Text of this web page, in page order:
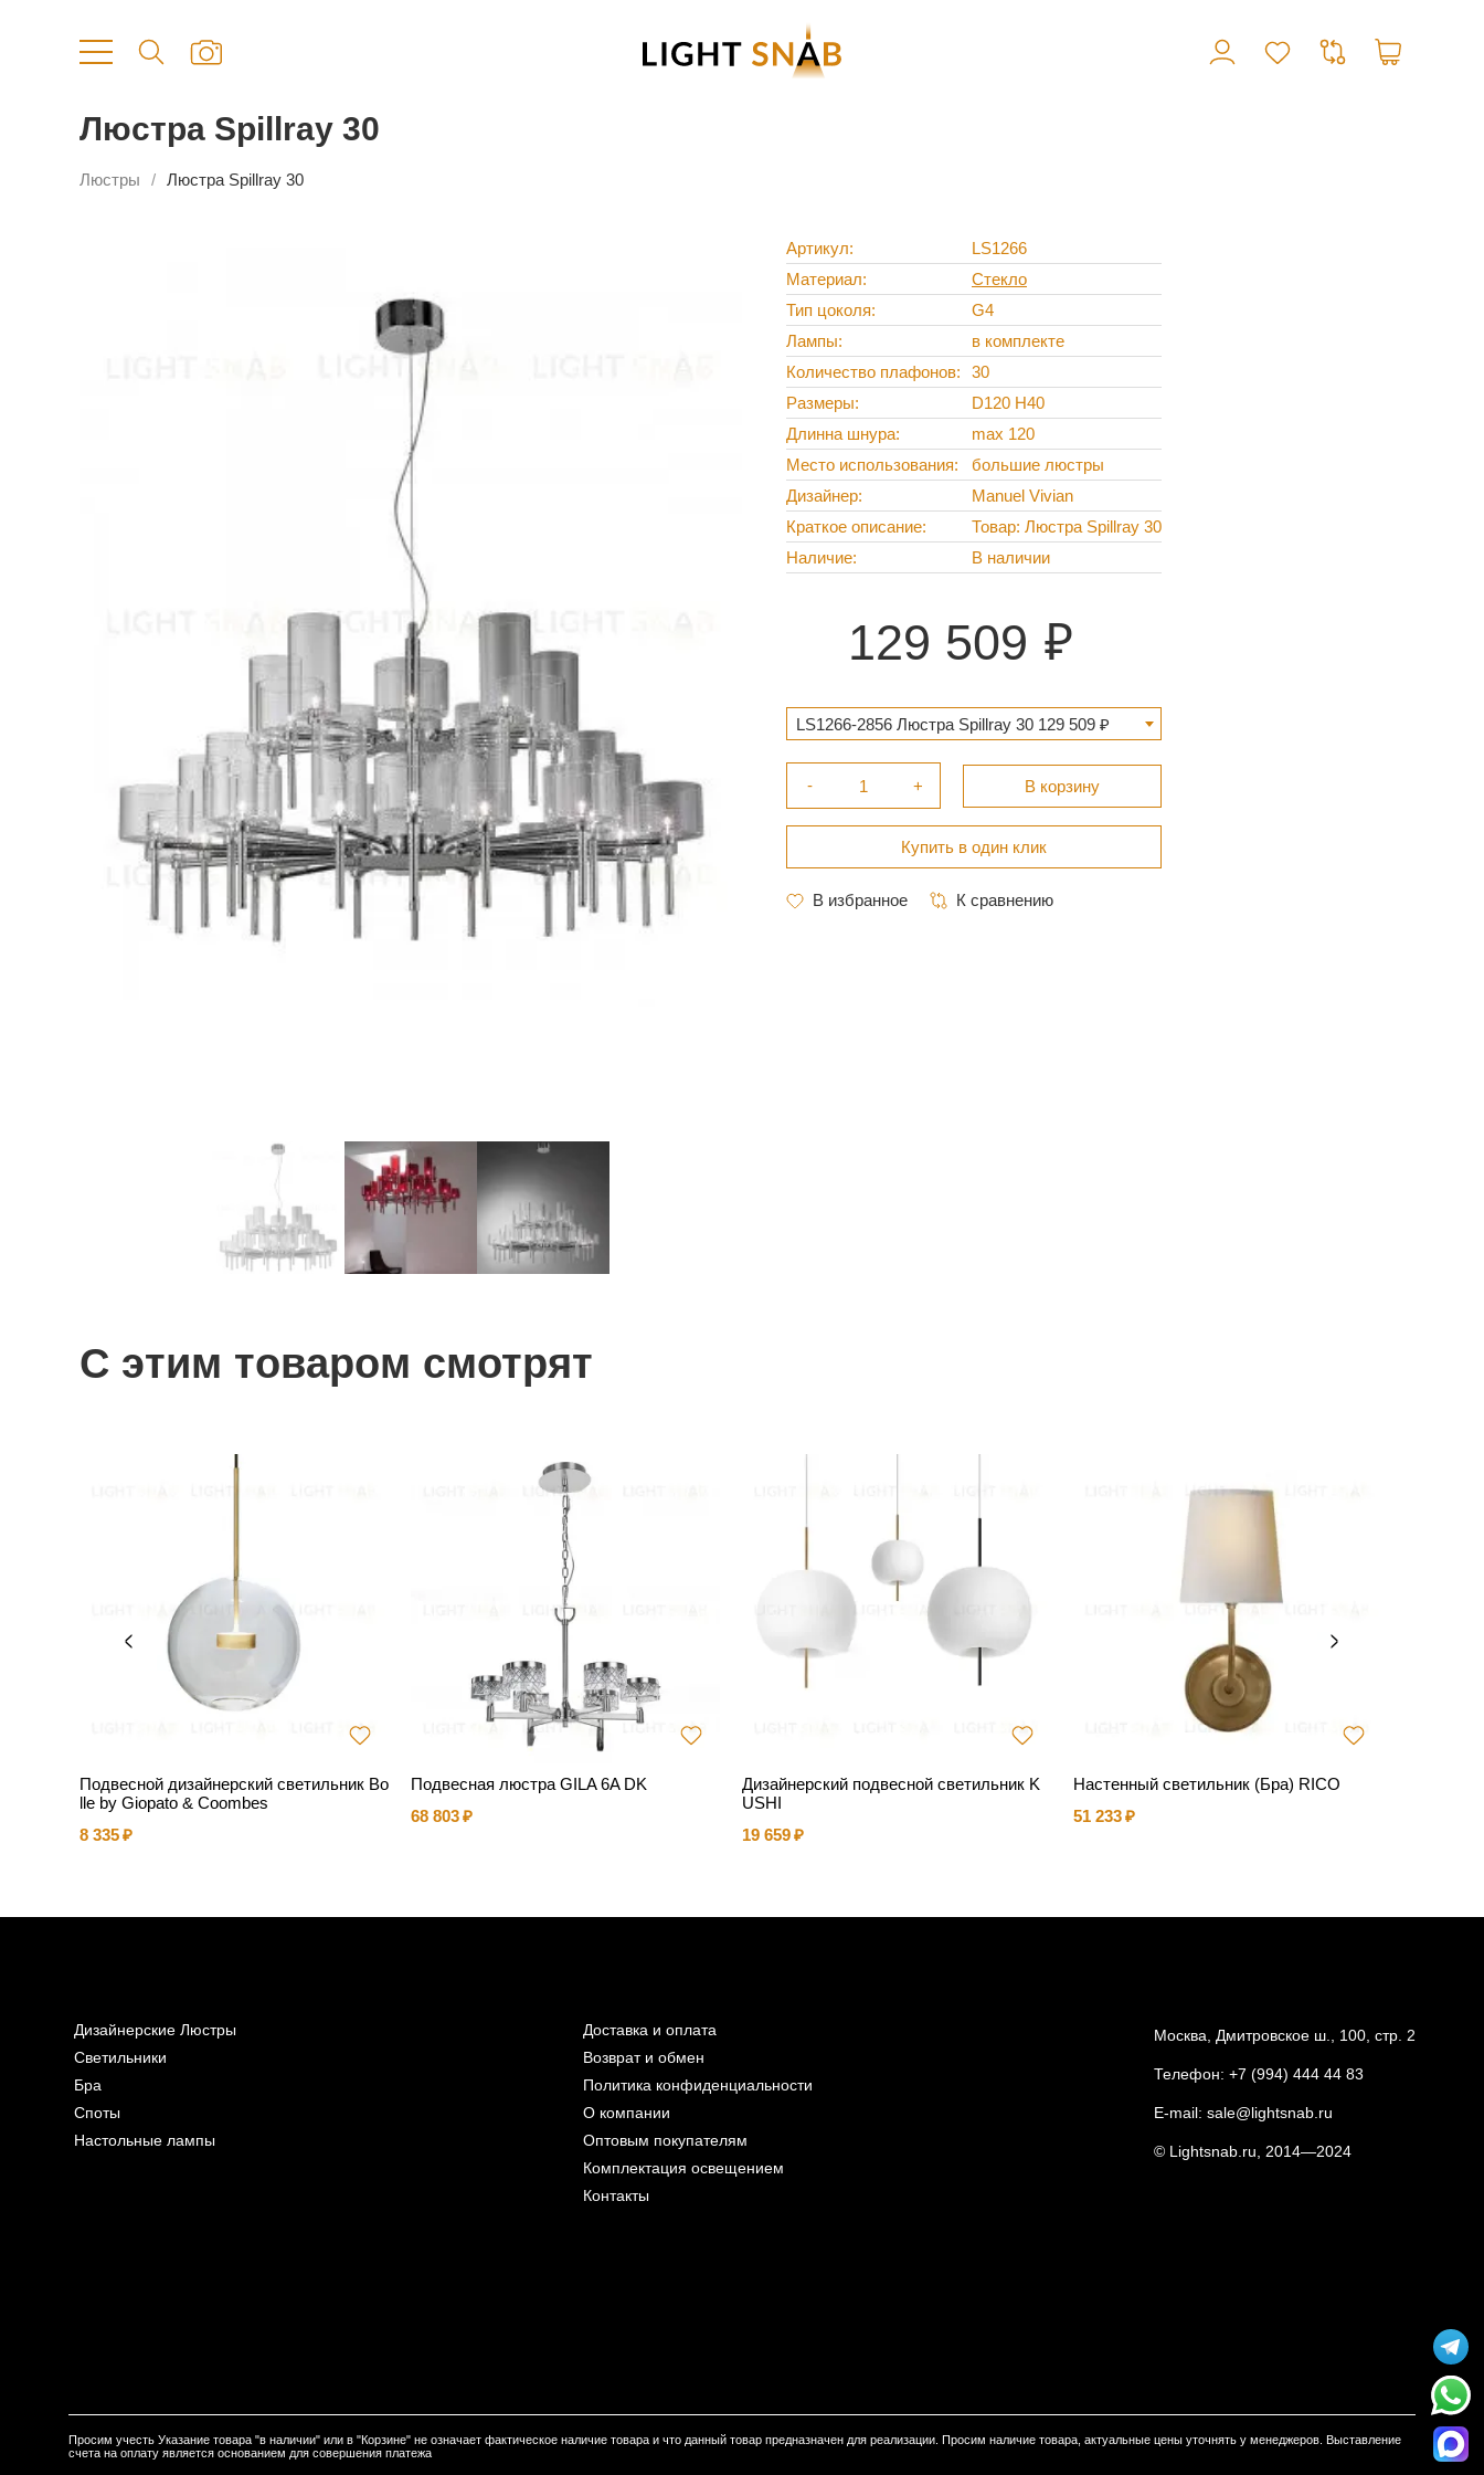
Люстра Spillray 30
Люстры Люстра Spillray 30
Артикул
LS1266
Материал
Стекло
Тип цоколя
G4
Лампы
в комплекте
Количество плафонов
30
Размеры
D120 H40
Длинна шнура
max 120
Место использования
большие люстры
Дизайнер
Manuel Vivian
Краткое описание
Товар: Люстра Spillray 30
Наличие
В наличии
129 509
LS1266-2856 Люстра Spillray 30 129 509 ₽
С этим товаром смотрят
Подвесной дизайнерский светильник Bo
lle by Giopato & Coombes
8 335
Подвесная люстра GILA 6A DK
68 803
Дизайнерский подвесной светильник K
USHI
19 659
Настенный светильник (Бра) RICO
51 233
Дизайнерские Люстры
Светильники
Бра
Споты
Настольные лампы
Доставка и оплата
Возврат и обмен
Политика конфиденциальности
О компании
Оптовым покупателям
Комплектация освещением
Контакты
Москва, Дмитровское ш., 100, стр. 2
Телефон: +7 (994) 444 44 83
E-mail: sale@lightsnab.ru
© Lightsnab.ru, 2014—2024
Просим учесть Указание товара "в наличии" или в "Корзине" не означает фактическое наличие товара и что данный товар предназначен для реализации. Просим наличие товара, актуальные цены уточнять у менеджеров. Выставление
счета на оплату является основанием для совершения платежа